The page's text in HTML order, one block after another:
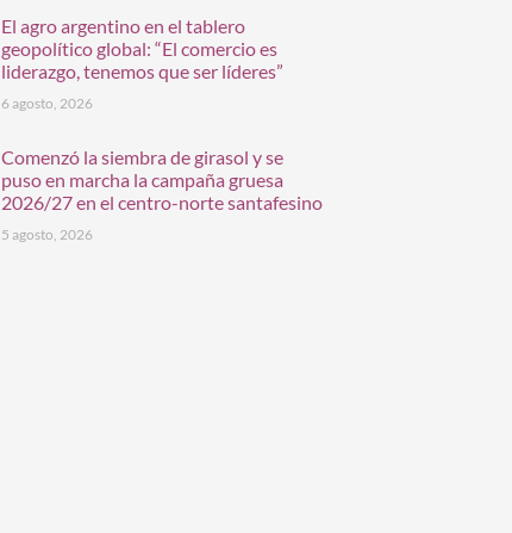
El agro argentino en el tablero
geopolítico global: “El comercio es
liderazgo, tenemos que ser líderes”
6 agosto, 2026
Comenzó la siembra de girasol y se
puso en marcha la campaña gruesa
2026/27 en el centro-norte santafesino
5 agosto, 2026